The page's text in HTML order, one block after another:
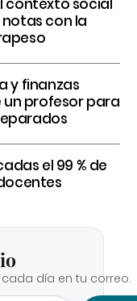
contexto social
con la
y finanzas
un profesor para
el 99 % de
día en tu correo.